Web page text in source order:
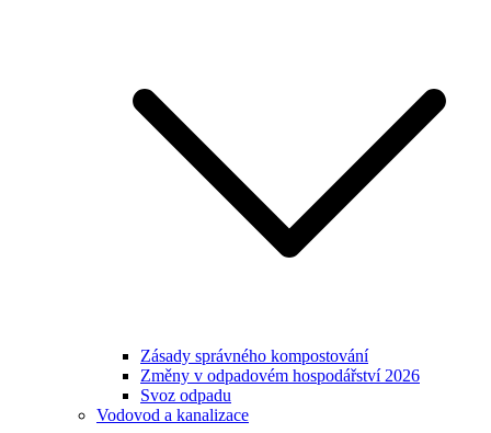
Zásady správného kompostování
Změny v odpadovém hospodářství 2026
Svoz odpadu
Vodovod a kanalizace